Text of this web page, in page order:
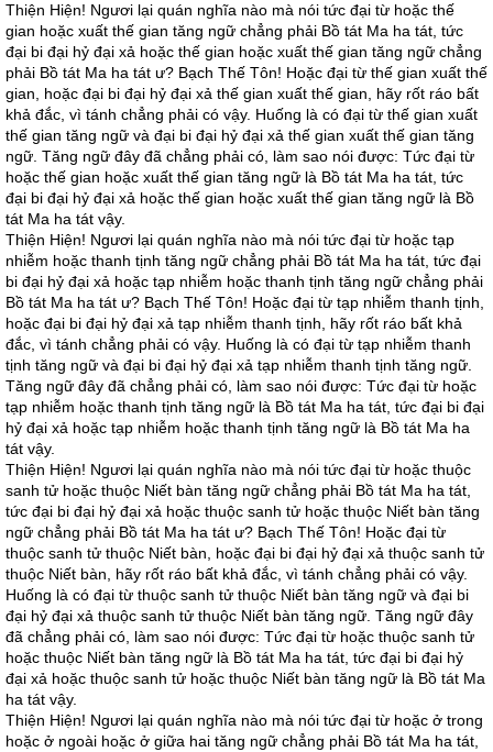
Thiện Hiện! Ngươi lại quán nghĩa nào mà nói tức đại từ hoặc thế
gian hoặc xuất thế gian tăng ngữ chẳng phải Bồ tát Ma ha tát, tức
đại bi đại hỷ đại xả hoặc thế gian hoặc xuất thế gian tăng ngữ chẳng
phải Bồ tát Ma ha tát ư? Bạch Thế Tôn! Hoặc đại từ thế gian xuất thế
gian, hoặc đại bi đại hỷ đại xả thế gian xuất thế gian, hãy rốt ráo bất
khả đắc, vì tánh chẳng phải có vậy. Huống là có đại từ thế gian xuất
thế gian tăng ngữ và đại bi đại hỷ đại xả thế gian xuất thế gian tăng
ngữ. Tăng ngữ đây đã chẳng phải có, làm sao nói được: Tức đại từ
hoặc thế gian hoặc xuất thế gian tăng ngữ là Bồ tát Ma ha tát, tức
đại bi đại hỷ đại xả hoặc thế gian hoặc xuất thế gian tăng ngữ là Bồ
tát Ma ha tát vậy.
Thiện Hiện! Ngươi lại quán nghĩa nào mà nói tức đại từ hoặc tạp
nhiễm hoặc thanh tịnh tăng ngữ chẳng phải Bồ tát Ma ha tát, tức đại
bi đại hỷ đại xả hoặc tạp nhiễm hoặc thanh tịnh tăng ngữ chẳng phải
Bồ tát Ma ha tát ư? Bạch Thế Tôn! Hoặc đại từ tạp nhiễm thanh tịnh,
hoặc đại bi đại hỷ đại xả tạp nhiễm thanh tịnh, hãy rốt ráo bất khả
đắc, vì tánh chẳng phải có vậy. Huống là có đại từ tạp nhiễm thanh
tịnh tăng ngữ và đại bi đại hỷ đại xả tạp nhiễm thanh tịnh tăng ngữ.
Tăng ngữ đây đã chẳng phải có, làm sao nói được: Tức đại từ hoặc
tạp nhiễm hoặc thanh tịnh tăng ngữ là Bồ tát Ma ha tát, tức đại bi đại
hỷ đại xả hoặc tạp nhiễm hoặc thanh tịnh tăng ngữ là Bồ tát Ma ha
tát vậy.
Thiện Hiện! Ngươi lại quán nghĩa nào mà nói tức đại từ hoặc thuộc
sanh tử hoặc thuộc Niết bàn tăng ngữ chẳng phải Bồ tát Ma ha tát,
tức đại bi đại hỷ đại xả hoặc thuộc sanh tử hoặc thuộc Niết bàn tăng
ngữ chẳng phải Bồ tát Ma ha tát ư? Bạch Thế Tôn! Hoặc đại từ
thuộc sanh tử thuộc Niết bàn, hoặc đại bi đại hỷ đại xả thuộc sanh tử
thuộc Niết bàn, hãy rốt ráo bất khả đắc, vì tánh chẳng phải có vậy.
Huống là có đại từ thuộc sanh tử thuộc Niết bàn tăng ngữ và đại bi
đại hỷ đại xả thuộc sanh tử thuộc Niết bàn tăng ngữ. Tăng ngữ đây
đã chẳng phải có, làm sao nói được: Tức đại từ hoặc thuộc sanh tử
hoặc thuộc Niết bàn tăng ngữ là Bồ tát Ma ha tát, tức đại bi đại hỷ
đại xả hoặc thuộc sanh tử hoặc thuộc Niết bàn tăng ngữ là Bồ tát Ma
ha tát vậy.
Thiện Hiện! Ngươi lại quán nghĩa nào mà nói tức đại từ hoặc ở trong
hoặc ở ngoài hoặc ở giữa hai tăng ngữ chẳng phải Bồ tát Ma ha tát,